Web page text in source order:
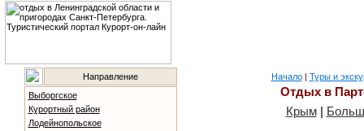
Направление
Выборгское
Курортный район
Лодейнопольское
Начало| Туры и
Отдых в
Крым|